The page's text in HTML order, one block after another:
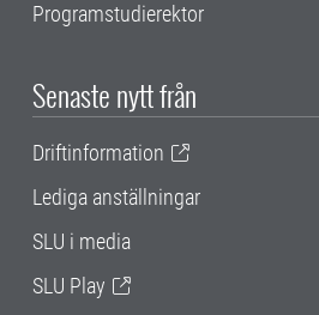
Programstudierektor
Senaste nytt från
Driftinformation
Lediga anställningar
SLU i media
SLU Play